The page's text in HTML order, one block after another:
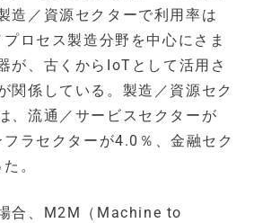
造／資源セクターで利用率は
ロセス製造分野を中心にさま
が、古くからIoTとして活用さ
関係している。製造／資源セク
、流通／サービスセクターが
ラセクターが4.0％、金融セク
。
合、M2M（Machine to